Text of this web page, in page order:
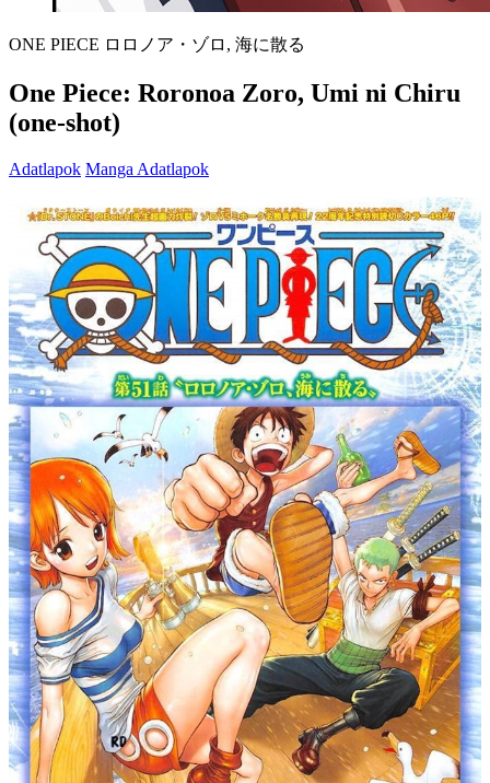
ONE PIECE ロロノア・ゾロ, 海に散る
One Piece: Roronoa Zoro, Umi ni Chiru
(one-shot)
Adatlapok Manga Adatlapok